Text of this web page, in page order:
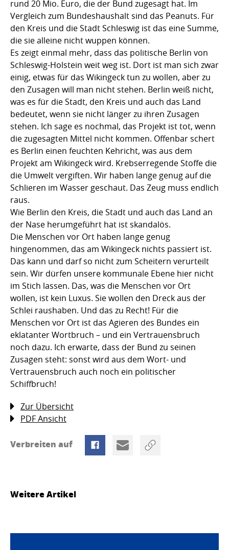
rund 20 Mio. Euro, die der Bund zugesagt hat. Im
Vergleich zum Bundeshaushalt sind das Peanuts. Für
den Kreis und die Stadt Schleswig ist das eine Summe,
die sie alleine nicht wuppen können.
Es zeigt einmal mehr, dass das politische Berlin von
Schleswig-Holstein weit weg ist. Dort ist man sich zwar
einig, etwas für das Wikingeck tun zu wollen, aber zu
den Zusagen will man nicht stehen. Berlin weiß nicht,
was es für die Stadt, den Kreis und auch das Land
bedeutet, wenn sie nicht länger zu ihren Zusagen
stehen. Ich sage es nochmal, das Projekt ist tot, wenn
die zugesagten Mittel nicht kommen. Offenbar schert
es Berlin einen feuchten Kehricht, was aus dem
Projekt am Wikingeck wird. Krebserregende Stoffe die
die Umwelt vergiften. Wir haben lange genug auf die
Schlieren im Wasser geschaut. Das Zeug muss endlich
raus.
Wie Berlin den Kreis, die Stadt und auch das Land an
der Nase herumgeführt hat ist skandalös.
Die Menschen vor Ort haben lange genug
hingenommen, das am Wikingeck nichts passiert ist.
Das kann und darf so nicht zum Scheitern verurteilt
sein. Wir dürfen unsere kommunale Ebene hier nicht
im Stich lassen. Das, was die Menschen vor Ort
wollen, ist kein Luxus. Sie wollen den Dreck aus der
Schlei raushaben. Und das zu Recht! Für die
Menschen vor Ort ist das Agieren des Bundes ein
eklatanter Wortbruch – und ein Vertrauensbruch
noch dazu. Ich erwarte, dass der Bund zu seinen
Zusagen steht: sonst wird aus dem Wort- und
Vertrauensbruch auch noch ein politischer
Schiffbruch!
Zur Übersicht
PDF Ansicht
Verbreiten auf
Weitere Artikel